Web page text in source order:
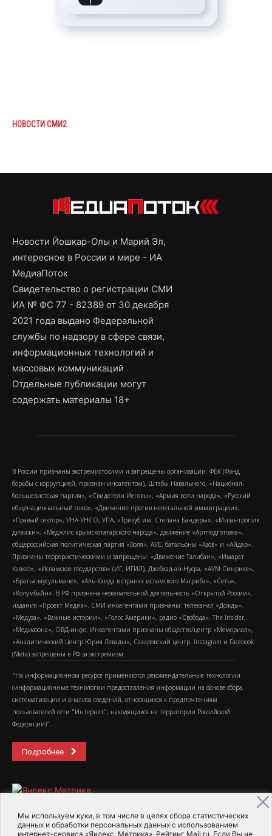
Мы используем куки, в том числе в целях сбора статистических
данных и обработки персональных данных с использованием
интернет-сервиса «Яндекс. Метрика», Рейтинг Mail.ru. Если Вы не
НОВОСТИ СМИ2
Новости Йошкар-Олы и Марий Эл,
интересное в России и мире - ИА
МедиаПоток
Свидетельство о регистрации СМИ
ИА № ФС 77 - 82389 от 30 декабря
2021 года выдано Федеральной
службы по надзору в сфере связи,
информационных технологий и
массовых коммуникаций
Отдельные публикации могут
содержать материалы 18+
В России признаны экстремистскими и запрещены организации: ФБК (Фонд
борьбы с коррупцией, признан иноагентом), Штабы Навального, «Национал-
большевистская партия», «Свидетели Иеговы», «Армия воли народа», «Русский
общенациональный союз», «Движение против нелегальной иммиграции»,
«Правый сектор», УНА-УНСО, УПА, «Тризуб им. Степана Бандеры», «Мизантропик
дивижн», «Меджлис крымскотатарского народа», движение «Артподготовка»,
общероссийская политическая партия «Воля», АУЕ, батальоны «Азов» и «Айдар».
Признаны террористическими и запрещены: «Движение Талибан», «Имарат
Кавказ», «Исламское государство» (ИГ, ИГИЛ), Джебхад-ан-Нусра, «АУМ Синрике»,
«Братья-мусульмане», «Аль-Каида в странах исламского Магриба», «Сеть»,
«Колумбайн». В РФ признана нежелательной деятельность «Открытой России»,
издания «Проект Медиа». СМИ-иноагентами признаны: телеканал «Дождь»,
«Медуза», «Важные истории», «Голос Америки», радио «Свобода», The Insider,
«Медиазона», ОВД-инфо. Иноагентами признаны общество/центр «Мемориал»,
«Аналитический Центр Юрия Левады», Сахаровский центр. Instagram и Facebook
(Metа) запрещены в РФ за экстремизм.
"На информационном ресурсе применяются рекомендательные технологии
(информационные технологии предоставления информации на основе сбора,
систематизации и анализа сведений, относящихся к предпочтениям
пользователей сети "Интернет", находящихся на территории Российской
Федерации)".
Подробнее